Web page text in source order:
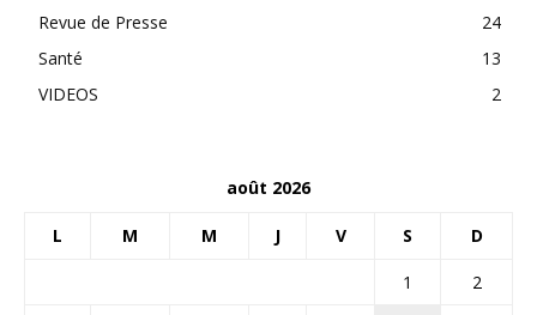
Revue de Presse
24
Santé
13
VIDEOS
2
août 2026
L M M J V S D
1
2